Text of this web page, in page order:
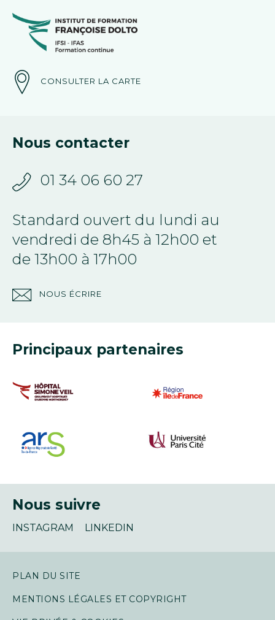
CONSULTER LA CARTE
Nous contacter
01 34 06 60 27
Standard ouvert du lundi au
vendredi de 8h45 à 12h00 et
de 13h00 à 17h00
NOUS ÉCRIRE
Principaux partenaires
Nous suivre
INSTAGRAM LINKEDIN
PLAN DU SITE
MENTIONS LÉGALES ET COPYRIGHT